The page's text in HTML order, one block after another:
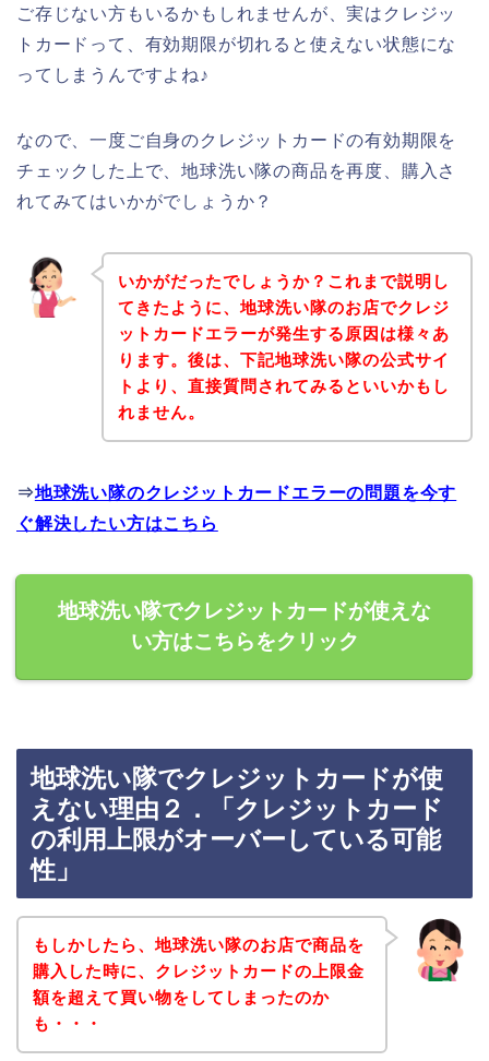
ご存じない方もいるかもしれませんが、実はクレジッ
トカードって、有効期限が切れると使えない状態にな
ってしまうんですよね♪
なので、一度ご自身のクレジットカードの有効期限を
チェックした上で、地球洗い隊の商品を再度、購入さ
れてみてはいかがでしょうか？
いかがだったでしょうか？これまで説明し
てきたように、地球洗い隊のお店でクレジ
ットカードエラーが発生する原因は様々あ
ります。後は、下記地球洗い隊の公式サイ
トより、直接質問されてみるといいかもし
れません。
⇒地球洗い隊のクレジットカードエラーの問題を今す
ぐ解決したい方はこちら
地球洗い隊でクレジットカードが使えな
い方はこちらをクリック
地球洗い隊でクレジットカードが使
えない理由２．「クレジットカード
の利用上限がオーバーしている可能
性」
もしかしたら、地球洗い隊のお店で商品を
購入した時に、クレジットカードの上限金
額を超えて買い物をしてしまったのか
も・・・